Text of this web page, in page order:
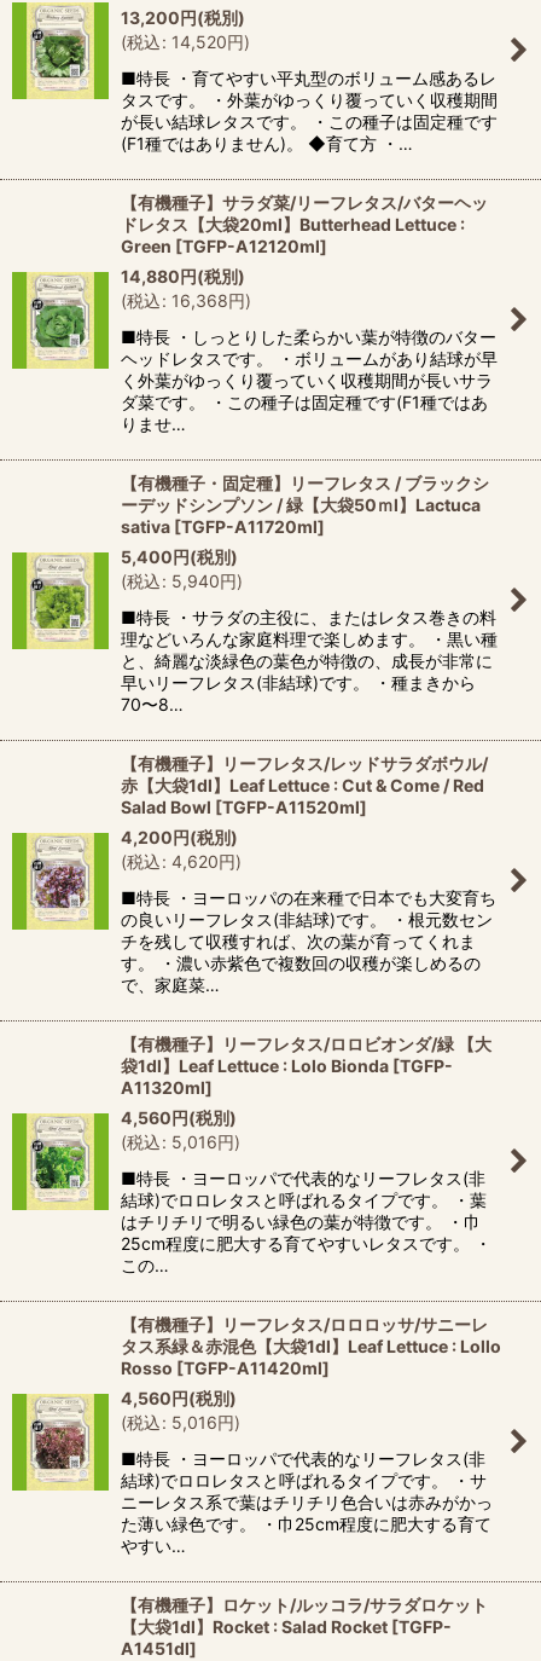
13,200円(税別)
(税込: 14,520円)
■特長 ・育てやすい平丸型のボリューム感あるレ
タスです。 ・外葉がゆっくり覆っていく収穫期間
が長い結球レタスです。 ・この種子は固定種です
(F1種ではありません)。 ◆育て方 ・…
【有機種子】サラダ菜/リーフレタス/バターヘッ
ドレタス【大袋20ml】Butterhead Lettuce :
Green [TGFP-A12120ml]
14,880円(税別)
(税込: 16,368円)
■特長 ・しっとりした柔らかい葉が特徴のバター
ヘッドレタスです。 ・ボリュームがあり結球が早
く外葉がゆっくり覆っていく収穫期間が長いサラ
ダ菜です。 ・この種子は固定種です(F1種ではあ
りませ…
【有機種子・固定種】リーフレタス / ブラックシ
ーデッドシンプソン / 緑【大袋50ｍl】Lactuca
sativa [TGFP-A11720ml]
5,400円(税別)
(税込: 5,940円)
■特長 ・サラダの主役に、またはレタス巻きの料
理などいろんな家庭料理で楽しめます。 ・黒い種
と、綺麗な淡緑色の葉色が特徴の、成長が非常に
早いリーフレタス(非結球)です。 ・種まきから
70〜8…
【有機種子】リーフレタス/レッドサラダボウル/
赤【大袋1dl】Leaf Lettuce : Cut & Come / Red
Salad Bowl [TGFP-A11520ml]
4,200円(税別)
(税込: 4,620円)
■特長 ・ヨーロッパの在来種で日本でも大変育ち
の良いリーフレタス(非結球)です。 ・根元数セン
チを残して収穫すれば、次の葉が育ってくれま
す。 ・濃い赤紫色で複数回の収穫が楽しめるの
で、家庭菜…
【有機種子】リーフレタス/ロロビオンダ/緑 【大
袋1dl】Leaf Lettuce : Lolo Bionda [TGFP-
A11320ml]
4,560円(税別)
(税込: 5,016円)
■特長 ・ヨーロッパで代表的なリーフレタス(非
結球)でロロレタスと呼ばれるタイプです。 ・葉
はチリチリで明るい緑色の葉が特徴です。 ・巾
25cm程度に肥大する育てやすいレタスです。 ・
この…
【有機種子】リーフレタス/ロロロッサ/サニーレ
タス系緑＆赤混色【大袋1dl】Leaf Lettuce : Lollo
Rosso [TGFP-A11420ml]
4,560円(税別)
(税込: 5,016円)
■特長 ・ヨーロッパで代表的なリーフレタス(非
結球)でロロレタスと呼ばれるタイプです。 ・サ
ニーレタス系で葉はチリチリ色合いは赤みがかっ
た薄い緑色です。 ・巾25cm程度に肥大する育て
やすい…
【有機種子】ロケット/ルッコラ/サラダロケット
【大袋1dl】Rocket : Salad Rocket [TGFP-
A1451dl]